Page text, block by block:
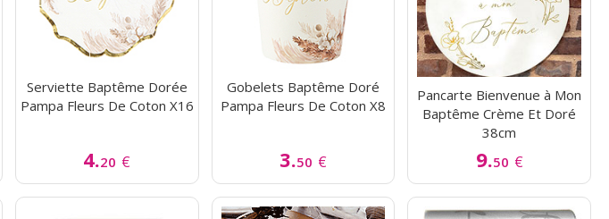
Serviette Baptême Dorée
Pampa Fleurs De Coton X16
4.20 €
Gobelets Baptême Doré
Pampa Fleurs De Coton X8
3.50 €
Pancarte Bienvenue à Mon
Baptême Crème Et Doré
38cm
9.50 €